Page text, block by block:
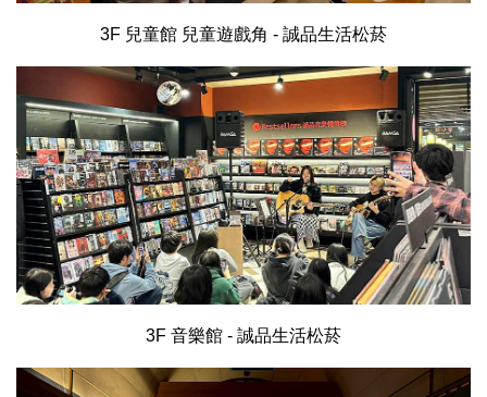
3F 兒童館 兒童遊戲角 - 誠品生活松菸
3F 音樂館 - 誠品生活松菸